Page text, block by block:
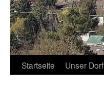
Startseite Unser Dorf